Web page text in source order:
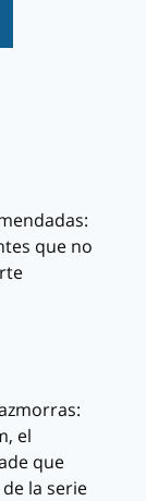
que no
el
que
la serie